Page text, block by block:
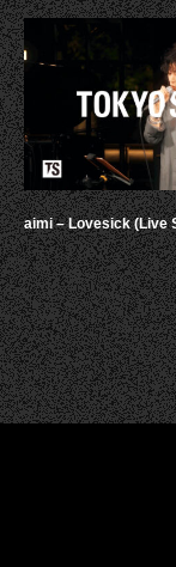
aimi – Lovesick (Live